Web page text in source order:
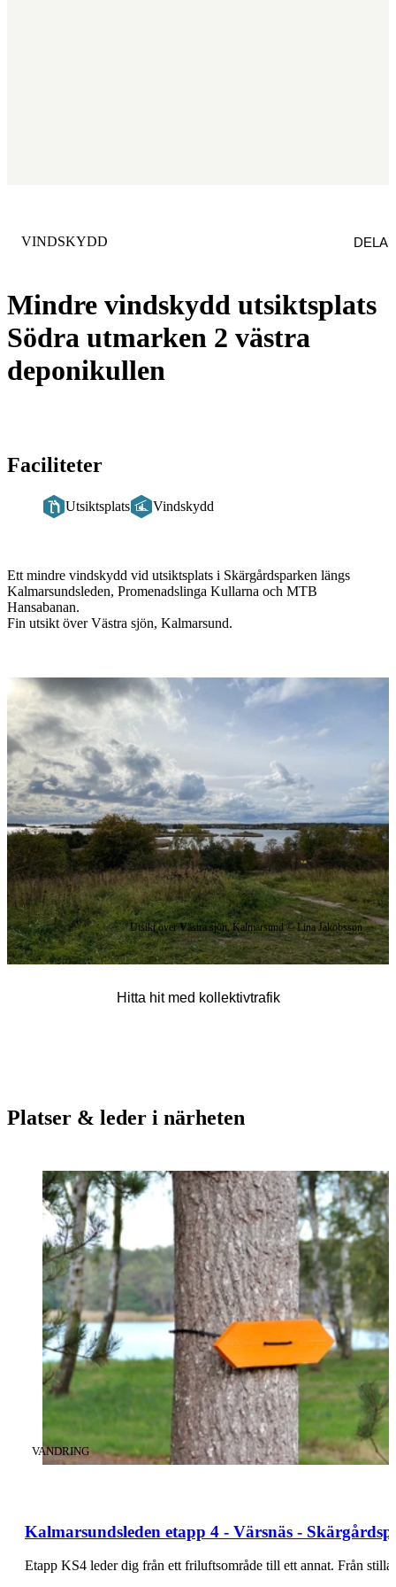
Mindre vindskydd utsiktsplats
Södra utmarken 2 västra
deponikullen
KATEGORI:
VINDSKYDD DELA
Faciliteter
Utsiktsplats Vindskydd
Ett mindre vindskydd vid utsiktsplats i Skärgårdsparken längs
Kalmarsundsleden, Promenadslinga Kullarna och MTB
Hansabanan.
Fin utsikt över Västra sjön, Kalmarsund.
Bildspel
med
bilder
Utsikt över Västra sjön, Kalmarsund © Lina Jakobsson
Hitta hit med kollektivtrafik
Platser & leder i närheten
Kalmarsundsleden etapp 4 - Värsnäs -
KATEGORI:
VANDRING
Etapp KS4 leder dig från ett friluftsområde till ett annat. Från